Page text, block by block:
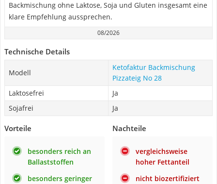
Backmischung ohne Laktose, Soja und Gluten insgesamt eine
klare Empfehlung aussprechen.
08/2026
Technische Details
Modell
Ketofaktur Backmischung
Pizzateig No 28
Laktosefrei
Ja
Sojafrei
Ja
Vorteile
besonders reich an
Ballaststoffen
besonders geringer
Nachteile
vergleichsweise
hoher Fettanteil
nicht biozertifiziert